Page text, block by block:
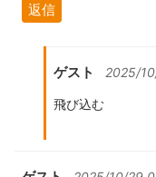
返信
ゲスト 2025/
飛び込む